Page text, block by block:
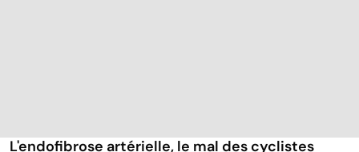
L'endofibrose artérielle, le mal des cyclistes